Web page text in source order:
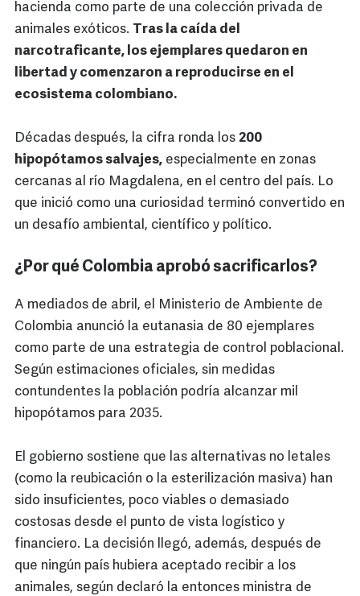
hacienda como parte de una colección privada de
animales exóticos. Tras la caída del
narcotraficante, los ejemplares quedaron en
libertad y comenzaron a reproducirse en el
ecosistema colombiano.
Décadas después, la cifra ronda los 200
hipopótamos salvajes, especialmente en zonas
cercanas al río Magdalena, en el centro del país. Lo
que inició como una curiosidad terminó convertido en
un desafío ambiental, científico y político.
¿Por qué Colombia aprobó sacrificarlos?
A mediados de abril, el Ministerio de Ambiente de
Colombia anunció la eutanasia de 80 ejemplares
como parte de una estrategia de control poblacional.
Según estimaciones oficiales, sin medidas
contundentes la población podría alcanzar mil
hipopótamos para 2035.
El gobierno sostiene que las alternativas no letales
(como la reubicación o la esterilización masiva) han
sido insuficientes, poco viables o demasiado
costosas desde el punto de vista logístico y
financiero. La decisión llegó, además, después de
que ningún país hubiera aceptado recibir a los
animales, según declaró la entonces ministra de